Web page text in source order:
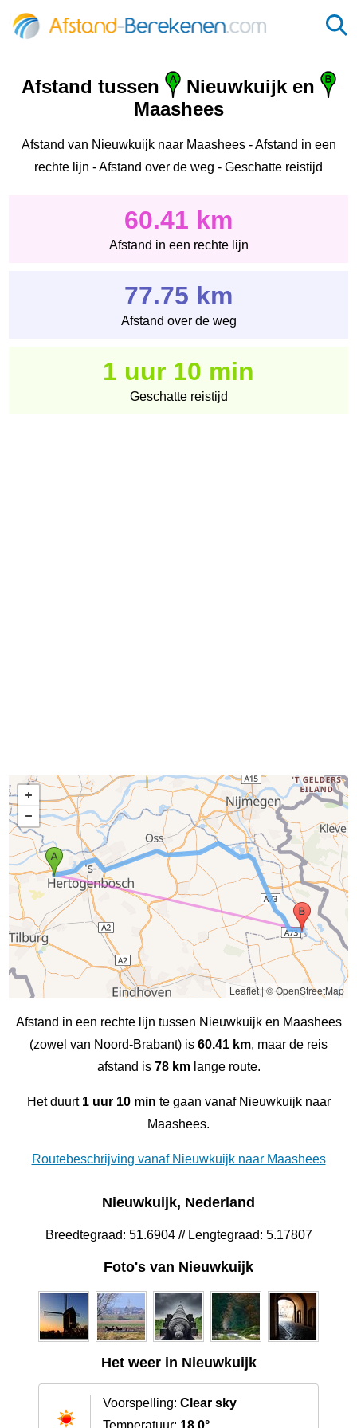
Afstand tussen
Nieuwkuijk en
Maashees
Afstand van Nieuwkuijk naar Maashees - Afstand in een
rechte lijn - Afstand over de weg - Geschatte reistijd
60.41 km
Afstand in een rechte lijn
77.75 km
Afstand over de weg
1 uur 10 min
Geschatte reistijd
Leaflet|© OpenStreetMap
Afstand in een rechte lijn tussen Nieuwkuijk en Maashees
(zowel van Noord-Brabant) is 60.41 km, maar de reis
afstand is 78 kmlange route.
Het duurt 1 uur 10 min te gaan vanaf Nieuwkuijk naar
Maashees.
Routebeschrijving vanaf Nieuwkuijk naar Maashees
Nieuwkuijk, Nederland
Breedtegraad: 51.6904 // Lengtegraad: 5.17807
Foto's van Nieuwkuijk
Het weer in Nieuwkuijk
Voorspelling: Clear sky